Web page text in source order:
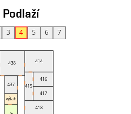
Podlaží
3 4 5 6 7